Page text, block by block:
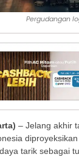
Pergudangan
– Jelang akhir
tarik sebagai